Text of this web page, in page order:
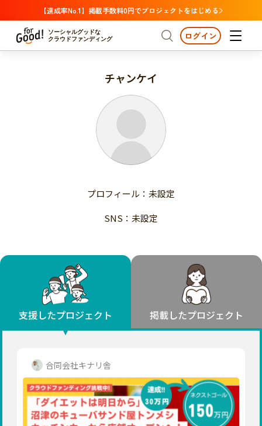
【達成率No.1】掲載手数料0円でプロジェクトをはじめる
ソーシャルグッドな
クラウドファンディング
プロジェクトからさがす 注目
支援金額が多い
支援人数が多い
終了日が近い
国際協力
子ども・教育
フード・農業
文化
環境・エシカル
人権・マイノリティ
社会貢献
地域からさがす 北海道・東北
北海道
宮城
秋田
支援金額が多い
終了日が近い
カテゴリーからさがす
医療・福祉
子ども・教育
人権・マイノリティ
北海道 青森 岩手 宮城
秋田
福島
茨城 栃木 群馬
千葉
東京
神奈川
新潟 富山 石川
長野
岐阜 静岡 愛知
近畿
三重 滋賀 京都 大阪
兵庫
ログイン
チャンケイ
プロフィール：未設定
SNS：未設定
支援したプロジェクト 掲載したプロジェクト
合同会社キナリ舎